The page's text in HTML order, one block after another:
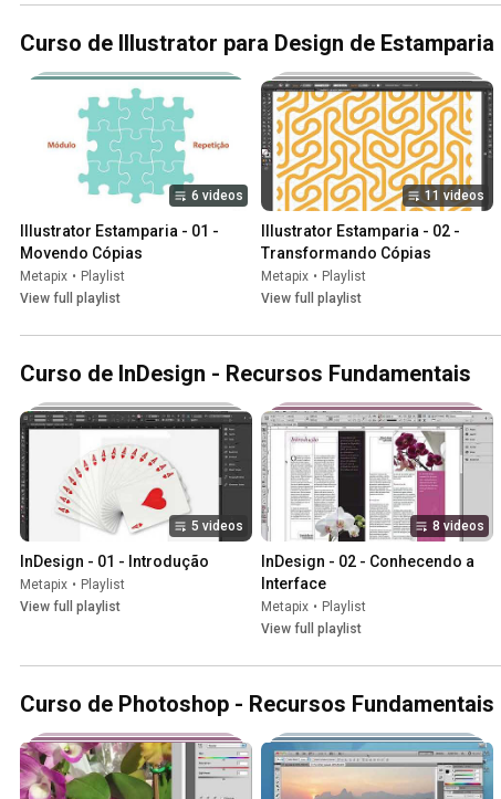
Curso de Illustrator para Design de Estamparia
6 videos
Illustrator Estamparia - 01 -
Movendo Cópias
Metapix • Playlist
View full playlist
11 videos
Illustrator Estamparia - 02 -
Transformando Cópias
Metapix • Playlist
View full playlist
Curso de InDesign - Recursos Fundamentais
5 videos
InDesign - 01 - Introdução
Metapix • Playlist
View full playlist
8 videos
InDesign - 02 - Conhecendo a
Interface
Metapix • Playlist
View full playlist
Curso de Photoshop - Recursos Fundamentais